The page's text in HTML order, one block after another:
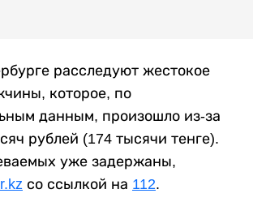
расследуют жестокое
которое, по
данным, произошло из-за
рублей (174 тысячи тенге).
уже задержаны,
со ссылкой на 112.